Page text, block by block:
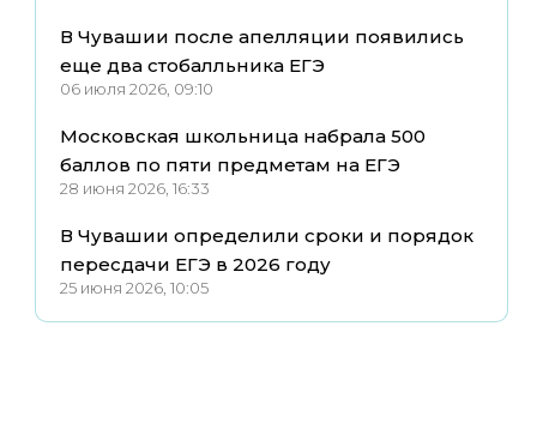
В Чувашии после апелляции появились
еще два стобалльника ЕГЭ
06 июля 2026, 09:10
Московская школьница набрала 500
баллов по пяти предметам на ЕГЭ
28 июня 2026, 16:33
В Чувашии определили сроки и порядок
пересдачи ЕГЭ в 2026 году
25 июня 2026, 10:05